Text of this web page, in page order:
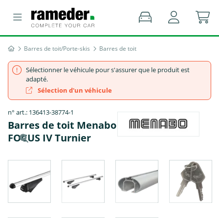
Barres de toit/Porte-skis Barres de toit
Sélectionner le véhicule pour s'assurer que le produit est
adapté.
Sélection d'un véhicule
n° art.: 136413-38774-1
Barres de toit Menabo Tiger - FORD
FOCUS IV Turnier